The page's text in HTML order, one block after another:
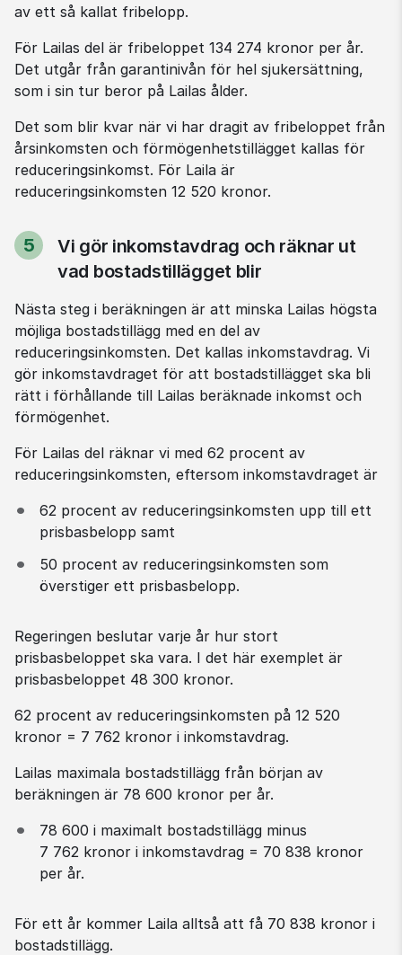
av ett så kallat fribelopp.
För Lailas del är fribeloppet 134 274 kronor per år.
Det utgår från garantinivån för hel sjukersättning,
som i sin tur beror på Lailas ålder.
Det som blir kvar när vi har dragit av fribeloppet från
årsinkomsten och förmögenhetstillägget kallas för
reduceringsinkomst. För Laila är
reduceringsinkomsten 12 520 kronor.
Steg
5
Vi gör inkomstavdrag och räknar ut
vad bostadstillägget blir
Nästa steg i beräkningen är att minska Lailas högsta
möjliga bostadstillägg med en del av
reduceringsinkomsten. Det kallas inkomstavdrag. Vi
gör inkomstavdraget för att bostadstillägget ska bli
rätt i förhållande till Lailas beräknade inkomst och
förmögenhet.
För Lailas del räknar vi med 62 procent av
reduceringsinkomsten, eftersom inkomstavdraget är
62 procent av reduceringsinkomsten upp till ett
prisbasbelopp samt
50 procent av reduceringsinkomsten som
överstiger ett prisbasbelopp.
Regeringen beslutar varje år hur stort
prisbasbeloppet ska vara. I det här exemplet är
prisbasbeloppet 48 300 kronor.
62 procent av reduceringsinkomsten på 12 520
kronor = 7 762 kronor i inkomstavdrag.
Lailas maximala bostadstillägg från början av
beräkningen är 78 600 kronor per år.
78 600 i maximalt bostadstillägg minus
7 762 kronor i inkomstavdrag = 70 838 kronor
per år.
För ett år kommer Laila alltså att få 70 838 kronor i
bostadstillägg.